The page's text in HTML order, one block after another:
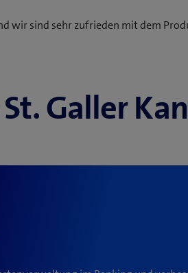
wir sind sehr zufrieden mit dem
Galler